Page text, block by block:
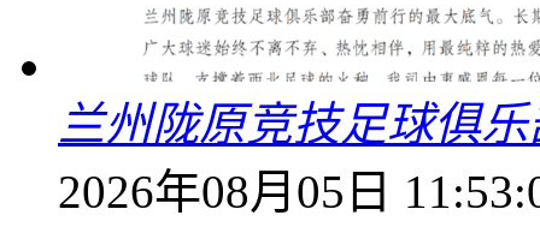
兰州陇原竞技足球俱
2026年08月05日